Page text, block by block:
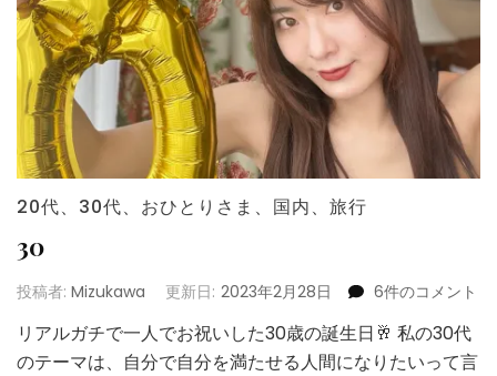
20代、 30代、 おひとりさま 、 国内、 旅行
30
投稿者: Mizukawa 更新日: 2023年2月28日
30
の
6件のコメント
リアルガチで一人でお祝いした30歳の誕生日🥂 私の30代
のテーマは、自分で自分を満たせる人間になりたいって言